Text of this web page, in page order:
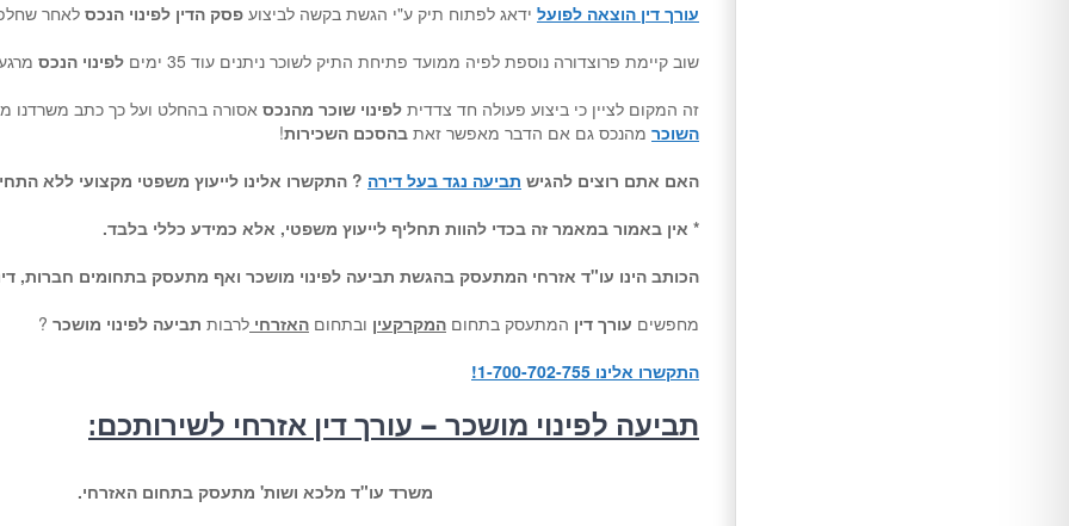
עורך דין הוצאה לפועל ידאג לפתוח תיק ע"י הגשת בקשה לביצוע פסק הדין לפינוי הנכס לאחר
שוב קיימת פרוצדורה נוספת לפיה ממועד פתיחת התיק לשוכר ניתנים עוד 35 ימים
לפינוי הנכס
זה המקום לציין כי ביצוע פעולה חד צדדית לפינוי שוכר מהנכס אסורה בהחלט ועל כך כתב משרדנו
השוכר מהנכס גם אם הדבר מאפשר זאת בהסכם השכירות!
האם אתם רוצים להגיש תביעה נגד בעל דירה ? התקשרו אלינו לייעוץ משפטי מקצועי ללא
* אין באמור במאמר זה בכדי להוות תחליף לייעוץ משפטי, אלא כמידע כללי בלבד.
הכותב הינו עו"ד אזרחי המתעסק בהגשת תביעה לפינוי מושכר ואף מתעסק בתחומים חברות,
מחפשים עורך דין המתעסק בתחום המקרקעין ובתחום האזרחי לרבות תביעה לפינוי מושכר ?
התקשרו אלינו 1-700-702-755!
תביעה לפינוי מושכר – עורך דין אזרחי לשירותכם:
משרד עו"ד מלכא ושות' מתעסק בתחום האזרחי.